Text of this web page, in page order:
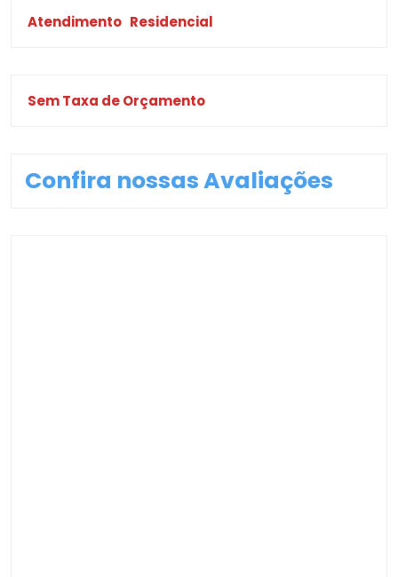
Atendimento Residencial
Sem Taxa de Orçamento
Confira nossas Avaliações